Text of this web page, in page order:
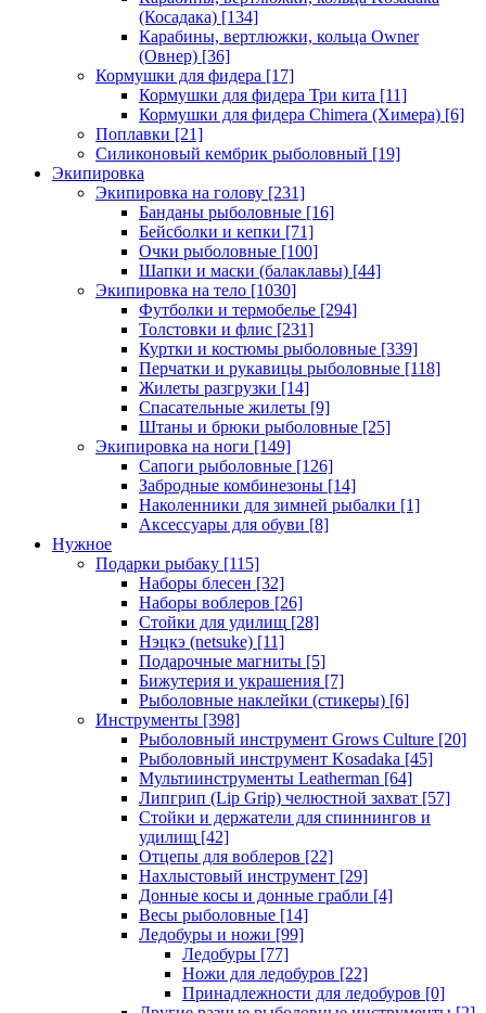
(Косадака) [134]
Карабины, вертлюжки, кольца Owner
(Овнер) [36]
Кормушки для фидера [17]
Кормушки для фидера Три кита [11]
Кормушки для фидера Chimera (Химера) [6]
Поплавки [21]
Силиконовый кембрик рыболовный [19]
Экипировка
Экипировка на голову [231]
Банданы рыболовные [16]
Бейсболки и кепки [71]
Очки рыболовные [100]
Шапки и маски (балаклавы) [44]
Экипировка на тело [1030]
Футболки и термобелье [294]
Толстовки и флис [231]
Куртки и костюмы рыболовные [339]
Перчатки и рукавицы рыболовные [118]
Жилеты разгрузки [14]
Спасательные жилеты [9]
Штаны и брюки рыболовные [25]
Экипировка на ноги [149]
Сапоги рыболовные [126]
Забродные комбинезоны [14]
Наколенники для зимней рыбалки [1]
Аксессуары для обуви [8]
Нужное
Подарки рыбаку [115]
Наборы блесен [32]
Наборы воблеров [26]
Стойки для удилищ [28]
Нэцкэ (netsuke) [11]
Подарочные магниты [5]
Бижутерия и украшения [7]
Рыболовные наклейки (стикеры) [6]
Инструменты [398]
Рыболовный инструмент Grows Culture [20]
Рыболовный инструмент Kosadaka [45]
Мультиинструменты Leatherman [64]
Липгрип (Lip Grip) челюстной захват [57]
Стойки и держатели для спиннингов и
удилищ [42]
Отцепы для воблеров [22]
Нахлыстовый инструмент [29]
Донные косы и донные грабли [4]
Весы рыболовные [14]
Ледобуры и ножи [99]
Ледобуры [77]
Ножи для ледобуров [22]
Принадлежности для ледобуров [0]